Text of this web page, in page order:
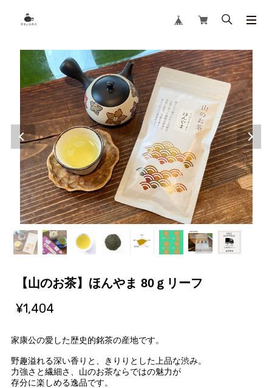
【山のお茶】ほんやま 80ｇリーフ
¥1,404
家康公の愛した歴史的銘茶の産地です。
野趣溢れる深い香りと、きりりとした上品な渋み。
力強さと繊細さ、山のお茶ならではの魅力が
存分に楽しめる逸品です。